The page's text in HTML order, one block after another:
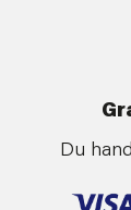
Du